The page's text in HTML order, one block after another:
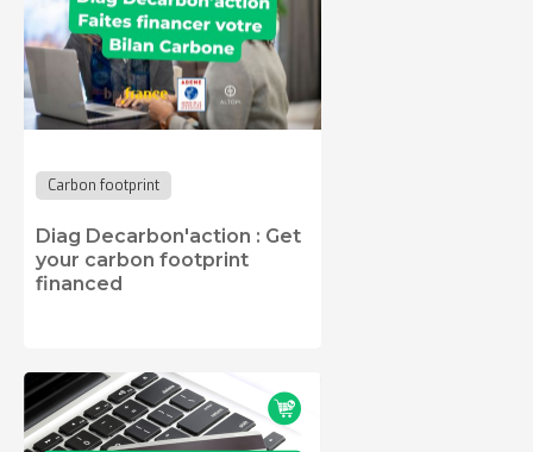
Carbon footprint
Diag Decarbon'action : Get
your carbon footprint
financed